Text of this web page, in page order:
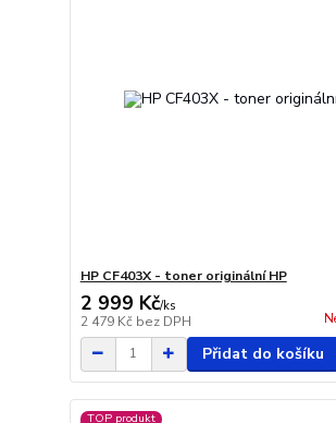
HP CF403X - toner originální HP
2 999 Kč/ks
2 479 Kč bez DPH
Přidat do košíku
TOP produkt